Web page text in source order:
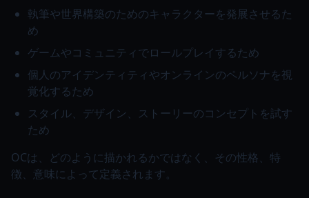
執筆や世界構築のためのキャラクターを発展させるた
め
ゲームやコミュニティでロールプレイするため
個人のアイデンティティやオンラインのペルソナを視
覚化するため
スタイル、デザイン、ストーリーのコンセプトを試す
ため
OCは、どのように描かれるかではなく、その性格、特
徴、意味によって定義されます。